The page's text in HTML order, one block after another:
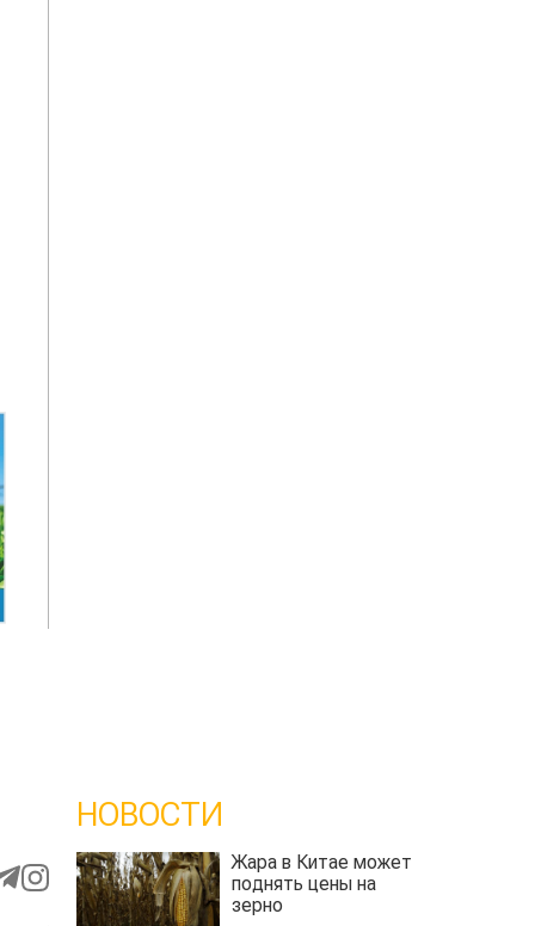
НОВОСТИ
Жара в Китае может
поднять цены на
зерно